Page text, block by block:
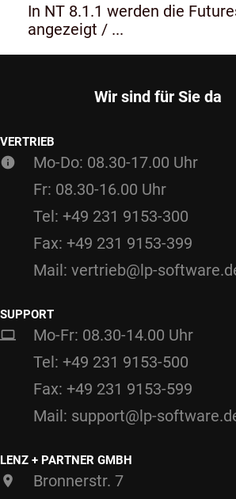
In NT 8.1.1 werden die
angezeigt / ...
Wir sind für Sie da
VERTRIEB
Mo-Do: 08.30-17.00 Uhr
Fr: 08.30-16.00 Uhr
Tel: +49 231 9153-300
Fax: +49 231 9153-399
Mail: vertrieb@lp-
SUPPORT
Mo-Fr: 08.30-14.00 Uhr
Tel: +49 231 9153-500
Fax: +49 231 9153-599
Mail: support@lp-
LENZ + PARTNER GMBH
Bronnerstr. 7